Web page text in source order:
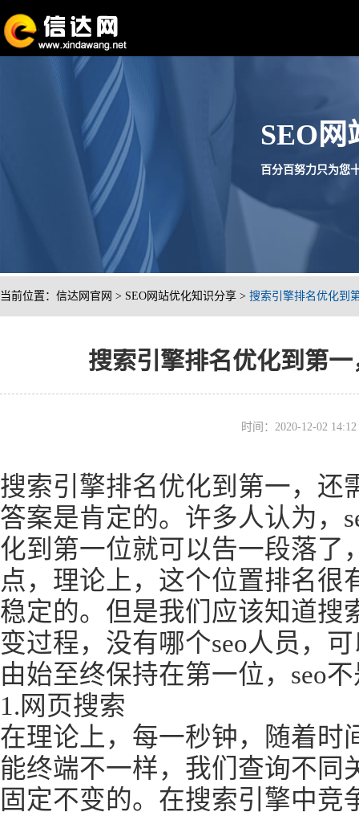
SEO网
百分百努力只为您
当前位置： 信达网官网 > SEO网站优化知识分享 > 搜索引擎排名优化到
搜索引擎排名优化到第
时间：2020-12-02
搜索引擎排名优化到第一，还
答案是肯定的。许多人认为，
化到第一位就可以告一段落了
点，理论上，这个位置排名很
稳定的。但是我们应该知道搜
变过程，没有哪个seo人员，
由始至终保持在第一位，seo
1.网页搜索
在理论上，每一秒钟，随着时
能终端不一样，我们查询不同
固定不变的。在搜索引擎中竞